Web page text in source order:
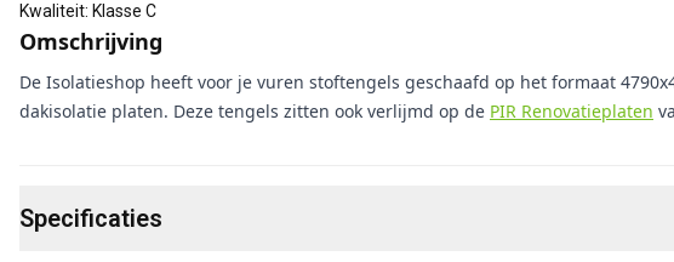
Kwaliteit: Klasse C
Omschrijving
De Isolatieshop heeft voor je vuren stoftengels geschaafd op het formaat
dakisolatie platen. Deze tengels zitten ook verlijmd op de PIR Renovatieplaten
Specificaties